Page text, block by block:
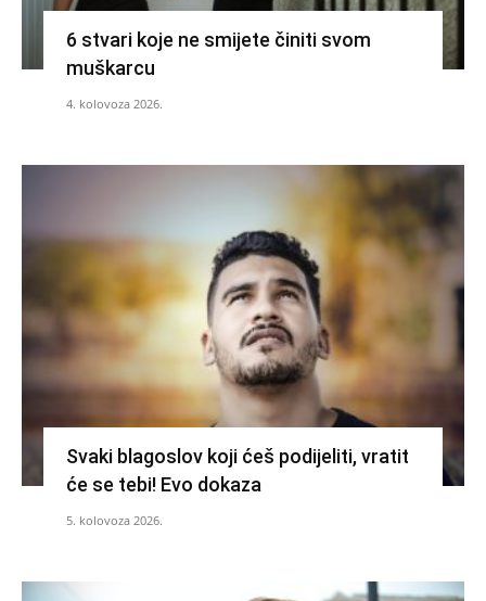
6 stvari koje ne smijete činiti svom
muškarcu
4. kolovoza 2026.
Svaki blagoslov koji ćeš podijeliti, vratit
će se tebi! Evo dokaza
5. kolovoza 2026.